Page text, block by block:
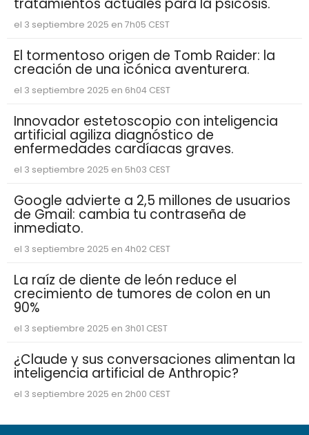
el 3 septiembre 2025 en 7h05 CEST
El tormentoso origen de Tomb Raider: la
creación de una icónica aventurera.
el 3 septiembre 2025 en 6h04 CEST
Innovador estetoscopio con inteligencia
artificial agiliza diagnóstico de
enfermedades cardíacas graves.
el 3 septiembre 2025 en 5h03 CEST
Google advierte a 2,5 millones de usuarios
de Gmail: cambia tu contraseña de
inmediato.
el 3 septiembre 2025 en 4h02 CEST
La raíz de diente de león reduce el
crecimiento de tumores de colon en un
90%
el 3 septiembre 2025 en 3h01 CEST
¿Claude y sus conversaciones alimentan la
inteligencia artificial de Anthropic?
el 3 septiembre 2025 en 2h00 CEST